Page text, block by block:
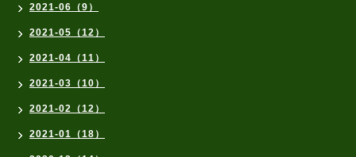
2021-06（9）
2021-05（12）
2021-04（11）
2021-03（10）
2021-02（12）
2021-01（18）